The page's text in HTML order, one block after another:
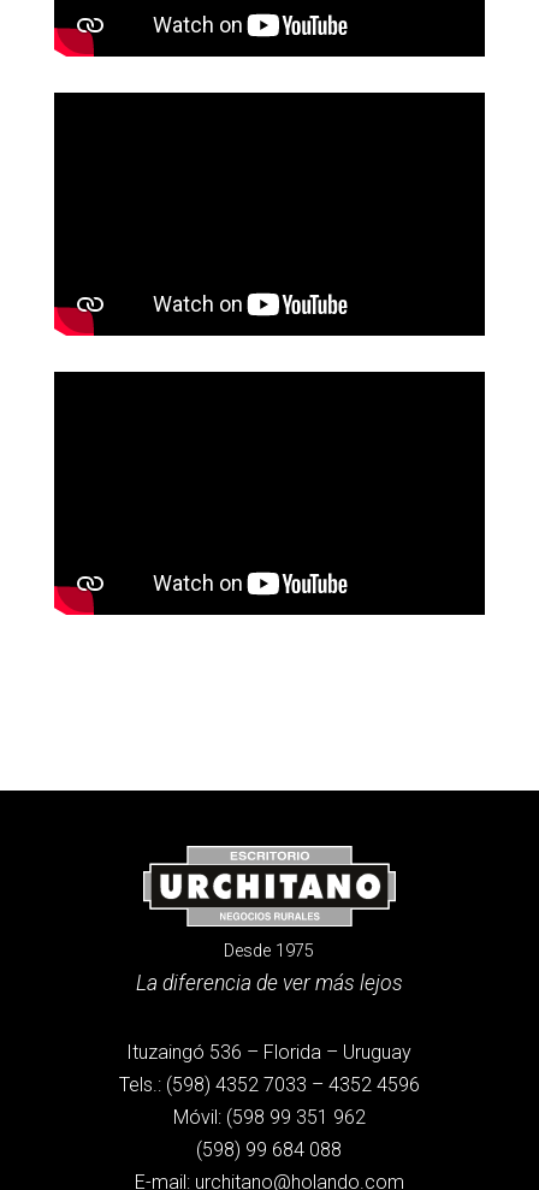
Desde 1975
La diferencia de ver más lejos
Ituzaingó 536 – Florida – Uruguay
Tels.: (598) 4352 7033 – 4352 4596
Móvil: (598 99 351 962
(598) 99 684 088
E-mail: urchitano@holando.com